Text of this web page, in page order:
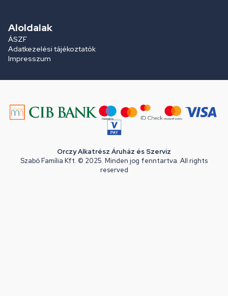
Aloldalak
ÁSZF
Adatkezelési tájékoztatók
Impresszum
Orczy Alkatrész Áruház és Szerviz
Szabó Família Kft. © 2025. Minden jog fenntartva. All rights
reserved